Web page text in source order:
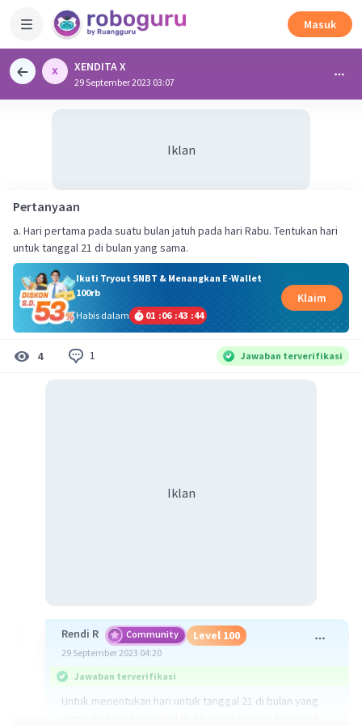
Masuk
XENDITA X
29 September 2023 03:07
Iklan
Pertanyaan
a. Hari pertama pada suatu bulan jatuh pada hari Rabu. Tentukan hari
untuk tanggal 21 di bulan yang sama.
Ikuti Tryout SNBT & Menangkan E-Wallet
100rb
Habis dalam
01 :06 :43 :44
Klaim
4 1 Jawaban terverifikasi
Iklan
Rendi R Community Level 100
29 September 2023 04:20
Jawaban terverifikasi
Untuk menentukan hari untuk tanggal 21 di bulan yang